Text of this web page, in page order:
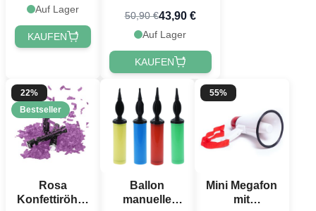
Auf Lager
KAUFEN
50,90 €43,90 €
Auf Lager
KAUFEN
22%
Bestseller
Rosa
Konfettiröhre
Ballon
manuelle
55%
Mini Megafon
mit